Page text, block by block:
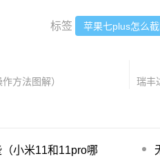
标签 苹果七plus怎么截
方法图解）
瑞丰
小米11和11pro哪